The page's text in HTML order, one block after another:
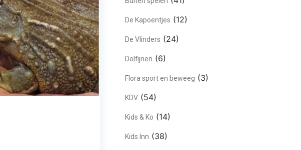
De Kapoentjes (12)
De Vlinders (24)
Dolfijnen (6)
Flora sport en beweeg (3)
KDV (54)
Kids & Ko (14)
Kids Inn (38)